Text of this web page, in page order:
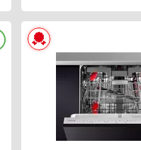
загрузить
комплектов: 14 шт.
последующий уход за
посуды и удаляет
процент влаги.